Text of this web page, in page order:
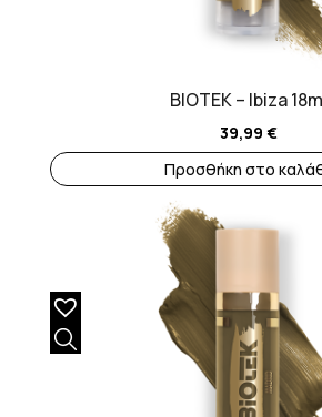
BIOTEK – Ibiza
39,99 €
Προσθήκη στο